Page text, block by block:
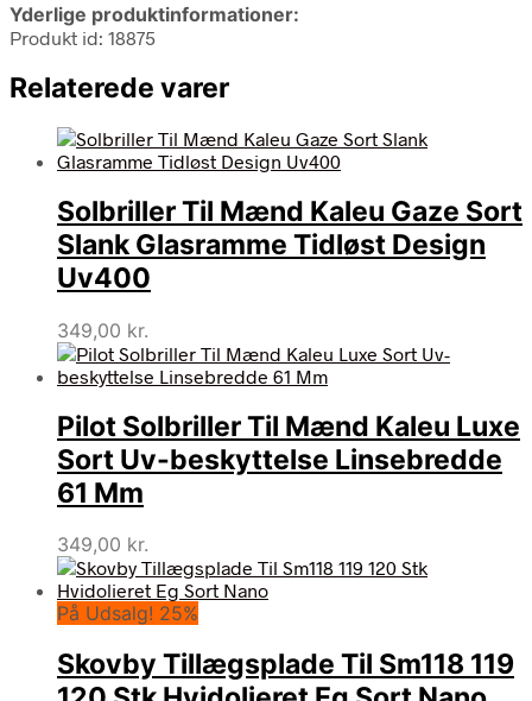
Yderlige produktinformationer:
Produkt id: 18875
Relaterede varer
Solbriller Til Mænd Kaleu Gaze Sort
Slank Glasramme Tidløst Design
Uv400
349,00 kr.
Pilot Solbriller Til Mænd Kaleu Luxe
Sort Uv-beskyttelse Linsebredde
61 Mm
349,00 kr.
På Udsalg! 25%
Skovby Tillægsplade Til Sm118 119